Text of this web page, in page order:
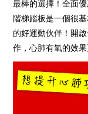
最棒的選擇！全面優
階梯踏板是一個很
的好運動伙伴！開
作，心肺有氧的效